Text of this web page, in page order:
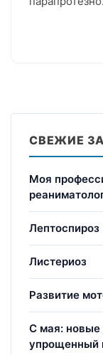
СВЕЖИЕ
Моя
Лептоспироз
Листериоз
Развитие
С мая: новые
упрощенный